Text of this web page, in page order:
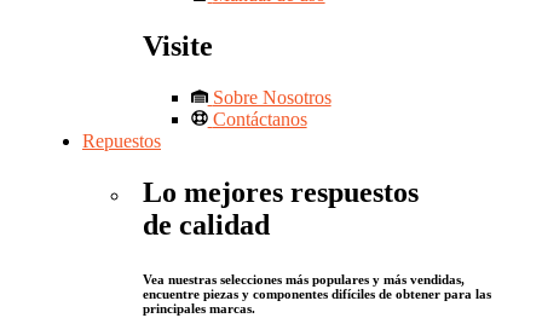
Visite
Sobre Nosotros
Contáctanos
Repuestos
Lo mejores respuestos
de calidad
Vea nuestras selecciones más populares y más vendidas,
encuentre piezas y componentes difíciles de obtener para las
principales marcas.